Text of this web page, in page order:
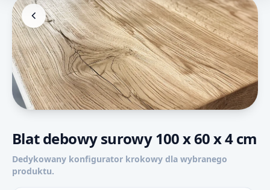
Blat debowy surowy 100 x 60 x 4 cm
Dedykowany konfigurator krokowy dla wybranego
produktu.